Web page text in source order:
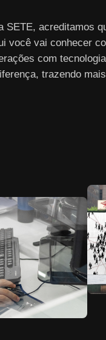
SETE, acreditamos
você vai conhecer
com
trazendo